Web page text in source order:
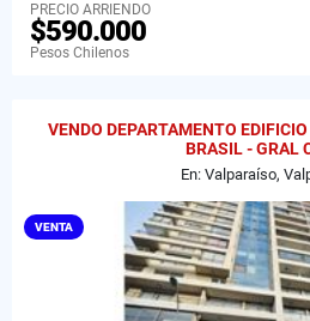
PRECIO ARRIENDO
$590.000
Pesos Chilenos
VENDO DEPARTAMENTO
BRASIL - GRAL
En: Valparaíso,
VENTA